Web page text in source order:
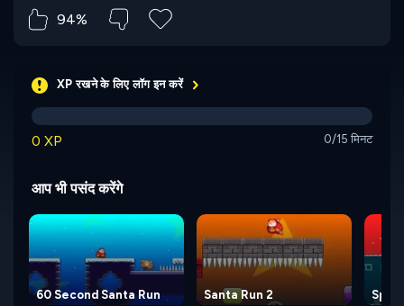
94%
XP रखने के लिए लॉग इन करें
0 XP 0/15 मिनट
आप भी पसंद करेंगे
60 Second Santa Run Santa Run 2